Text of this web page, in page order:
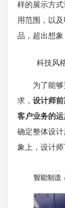
样的展示方
用范围，以
品，超出想象
科技风
为了能
求， 设计师
客户业务的运
确定整体设
象上，设计师